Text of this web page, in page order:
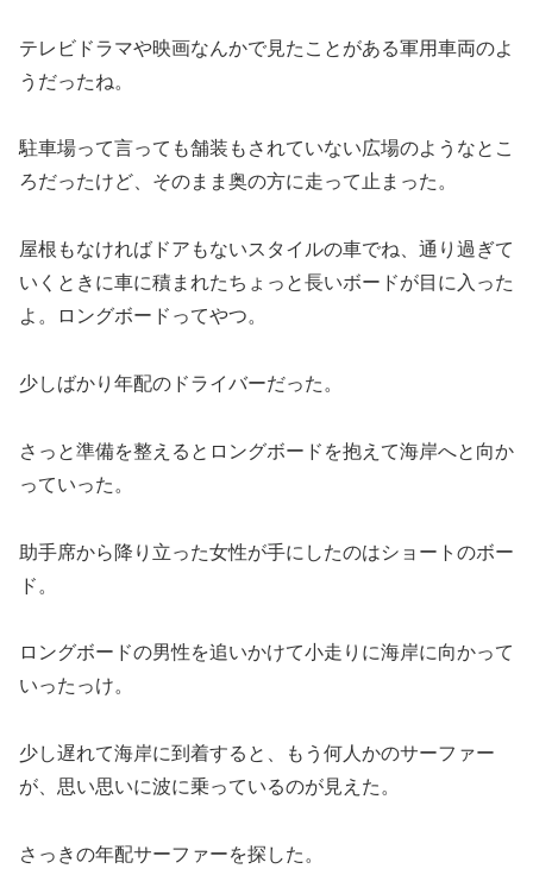
テレビドラマや映画なんかで見たことがある軍用車両のよ
うだったね。
駐車場って言っても舗装もされていない広場のようなとこ
ろだったけど、そのまま奥の方に走って止まった。
屋根もなければドアもないスタイルの車でね、通り過ぎて
いくときに車に積まれたちょっと長いボードが目に入った
よ。ロングボードってやつ。
少しばかり年配のドライバーだった。
さっと準備を整えるとロングボードを抱えて海岸へと向か
っていった。
助手席から降り立った女性が手にしたのはショートのボー
ド。
ロングボードの男性を追いかけて小走りに海岸に向かって
いったっけ。
少し遅れて海岸に到着すると、もう何人かのサーファー
が、思い思いに波に乗っているのが見えた。
さっきの年配サーファーを探した。